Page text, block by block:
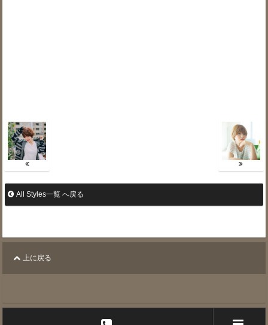
All Styles一覧 へ戻る
上に戻る